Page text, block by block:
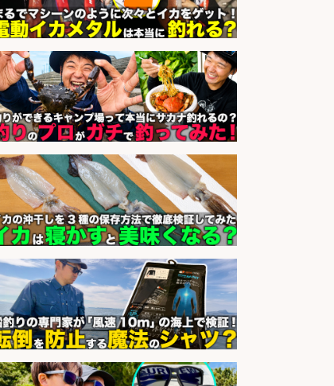
sponsored by 求人ボックス
和食, 日本料理・懐石料理/店長・店
長候補/ライブ感が満載!魚の価値を
上げ、食とエンタメで地域を元気に!
店長候補募集
魚と肴 いとおかし 魚と肴 いとお
かし
sponsored by 求人ボックス
釣り具などの出荷作業～～/工場/製
造
会社名 UTグループ株式会社
sponsored by 求人ボックス
精肉・青果・鮮魚販売/「志布志
市」「時給1,150円〜」志布志市周
辺でお魚のカットや商品の陳列スタ